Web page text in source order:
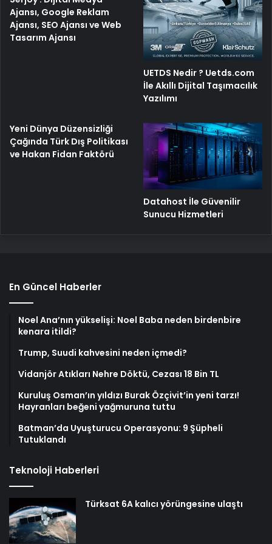
Ajansı, Google Reklam
Ajansı, SEO Ajansı ve Web
Tasarım Ajansı
UETDS Nedir ? Uetds.com
İle Akıllı Dijital Taşımacılık
Yazılımı
Yeni Dünya Düzensizliği
Çağında Türk Dış Politikası
ve Hakan Fidan Faktörü
Datahost İle Güvenilir
Sunucu Hizmetleri
En Güncel Haberler
Noel Ana’nın yükselişi: Noel Baba neden birdenbire
kenara itildi?
Trump, Suudi kahvesini neden içmedi?
Vidanjör Atıkları Nehre Döktü, Cezası 18 Bin TL
Kuruluş Osman’ın yıldızı Burak Özçivit’in yeni tarzı!
Hayranları beğeni yağmuruna tuttu
Batman’da Uyuşturucu Operasyonu: 9 Şüpheli
Tutuklandı
Teknoloji Haberleri
Türksat 6A kalıcı yörüngesine ulaştı